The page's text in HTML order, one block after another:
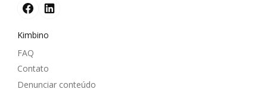
Kimbino
FAQ
Contato
Denunciar conteúdo